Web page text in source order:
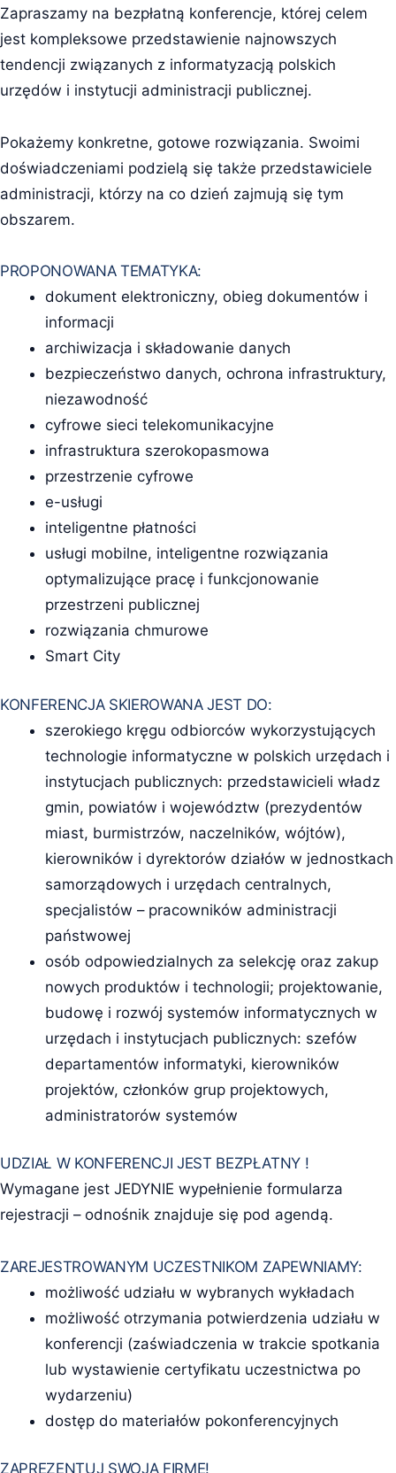
Zapraszamy na bezpłatną konferencje, której celem
jest kompleksowe przedstawienie najnowszych
tendencji związanych z informatyzacją polskich
urzędów i instytucji administracji publicznej.
Pokażemy konkretne, gotowe rozwiązania. Swoimi
doświadczeniami podzielą się także przedstawiciele
administracji, którzy na co dzień zajmują się tym
obszarem.
PROPONOWANA TEMATYKA:
dokument elektroniczny, obieg dokumentów i
informacji
archiwizacja i składowanie danych
bezpieczeństwo danych, ochrona infrastruktury,
niezawodność
cyfrowe sieci telekomunikacyjne
infrastruktura szerokopasmowa
przestrzenie cyfrowe
e-usługi
inteligentne płatności
usługi mobilne, inteligentne rozwiązania
optymalizujące pracę i funkcjonowanie
przestrzeni publicznej
rozwiązania chmurowe
Smart City
KONFERENCJA SKIEROWANA JEST DO:
szerokiego kręgu odbiorców wykorzystujących
technologie informatyczne w polskich urzędach i
instytucjach publicznych: przedstawicieli władz
gmin, powiatów i województw (prezydentów
miast, burmistrzów, naczelników, wójtów),
kierowników i dyrektorów działów w jednostkach
samorządowych i urzędach centralnych,
specjalistów – pracowników administracji
państwowej
osób odpowiedzialnych za selekcję oraz zakup
nowych produktów i technologii; projektowanie,
budowę i rozwój systemów informatycznych w
urzędach i instytucjach publicznych: szefów
departamentów informatyki, kierowników
projektów, członków grup projektowych,
administratorów systemów
UDZIAŁ W KONFERENCJI JEST BEZPŁATNY !
Wymagane jest JEDYNIE wypełnienie formularza
rejestracji – odnośnik znajduje się pod agendą.
ZAREJESTROWANYM UCZESTNIKOM ZAPEWNIAMY:
możliwość udziału w wybranych wykładach
możliwość otrzymania potwierdzenia udziału w
konferencji (zaświadczenia w trakcie spotkania
lub wystawienie certyfikatu uczestnictwa po
wydarzeniu)
dostęp do materiałów pokonferencyjnych
ZAPREZENTUJ SWOJĄ FIRMĘ!